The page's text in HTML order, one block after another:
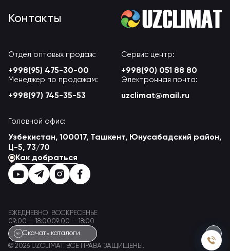
Контакты
Отдел оптовых продаж:
+998(95) 475-30-00
Сервис центр:
+998(90) 051 88 80
Менеджер по продажам:
+998(97) 745-35-53
Электронная почта:
uzclimat@mail.ru
Головной офис:
Узбекистан, 100017, Ташкент, Юнусабадский район,
Ц-5, 73/70
Как добраться
ЕЖЕДНЕВНО
09:00 — 18:00
ВОСКРЕСЕНЬЕ
09:00 — 18:00
Скачать каталоги
© 2026 UZCLIMAT. ВСЕ ПРАВА ЗАЩИЩЕНЫ.